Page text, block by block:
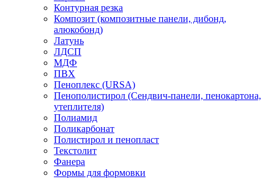
Контурная резка
Композит (композитные панели, дибонд,
алюкобонд)
Латунь
ЛДСП
МДФ
ПВХ
Пеноплекс (URSA)
Пенополистирол (Сендвич-панели, пенокартона,
утеплителя)
Полиамид
Поликарбонат
Полистирол и пенопласт
Текстолит
Фанера
Формы для формовки